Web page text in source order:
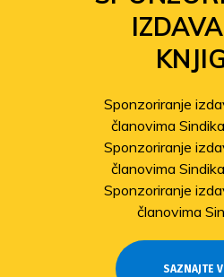
Sponzoriranje
članovima
Sponzoriranje
članovima
Sponzoriranje
članovima
SAZNAJTE